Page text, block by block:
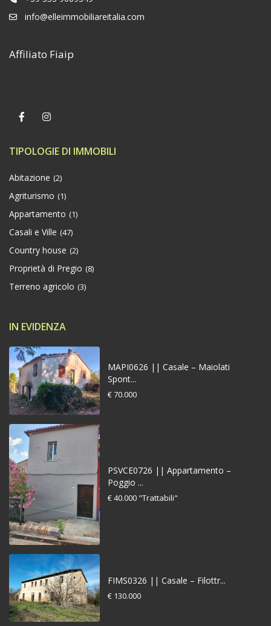
info@elleimmobiliareitalia.com
Affiliato Fiaip
TIPOLOGIE DI IMMOBILI
Abitazione (2)
Agriturismo (1)
Appartamento (1)
Casali e Ville (47)
Country house (2)
Proprietà di Pregio (8)
Terreno agricolo (3)
IN EVIDENZA
MAPI0626 || Casale – Maiolati
Spont...
€ 70.000
PSVCE0726 || Appartamento –
Poggio ...
€ 40.000 "Trattabili"
FIMS0326 || Casale – Filottr...
€ 130.000